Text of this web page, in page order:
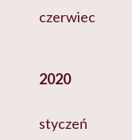
czerwiec
2020
styczeń